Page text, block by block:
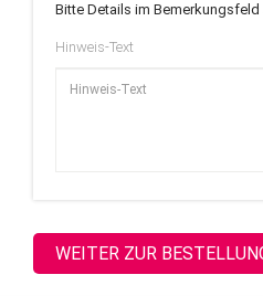
Bitte Details im
Hinweis-Text